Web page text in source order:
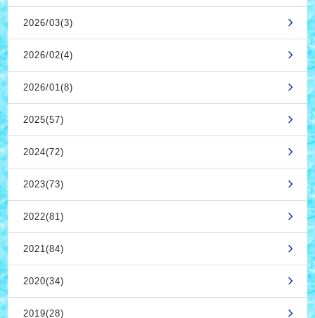
2026/03(3)
2026/02(4)
2026/01(8)
2025(57)
2024(72)
2023(73)
2022(81)
2021(84)
2020(34)
2019(28)